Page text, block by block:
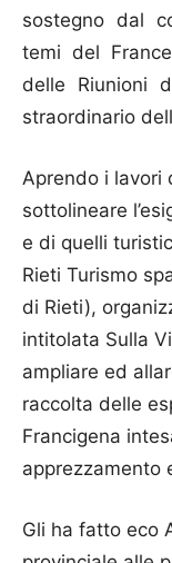
sostegno dal
temi del
delle Riunioni
straordinario
Aprendo i lavori
sottolineare
e di quelli
Rieti Turismo
di Rieti),
intitolata Sulla
ampliare ed
raccolta delle
Francigena
apprezzamento
Gli ha fatto eco